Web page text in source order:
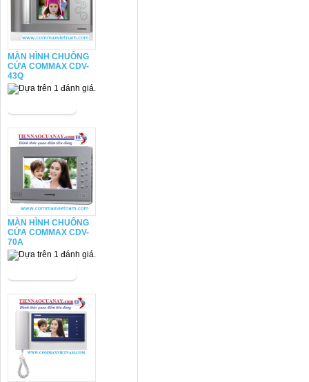
MÀN HÌNH CHUÔNG
CỬA COMMAX CDV-
43Q
MÀN HÌNH CHUÔNG
CỬA COMMAX CDV-
70A